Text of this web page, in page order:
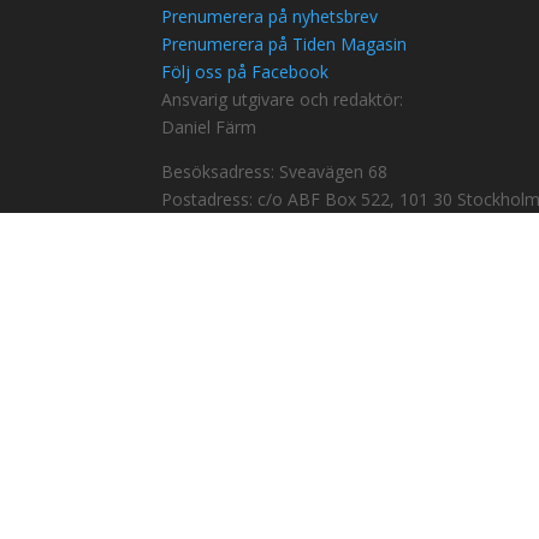
Prenumerera på nyhetsbrev
Prenumerera på Tiden Magasin
Följ oss på Facebook
Ansvarig utgivare och redaktör:
Daniel Färm
Besöksadress: Sveavägen 68
Postadress: c/o ABF Box 522, 101 30